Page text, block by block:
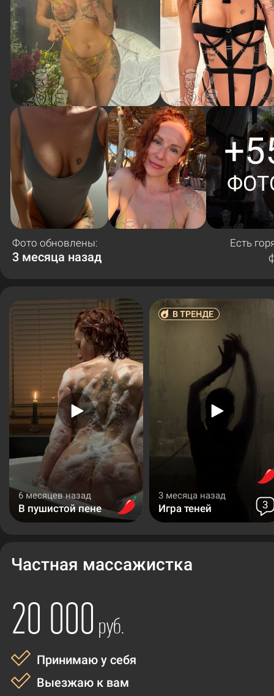
Фото обновлены:
3 месяца назад
Есть
6 месяцев назад
В пушистой пене
3 месяца назад
Игра теней 3
Частная массажистка
20 000 руб.
Принимаю у себя
Выезжаю к вам